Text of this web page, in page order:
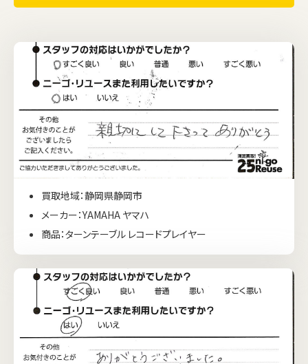
買取地域：静岡県静岡市
メーカー：YAMAHA ヤマハ
商品：ターンテーブル レコードプレイヤー